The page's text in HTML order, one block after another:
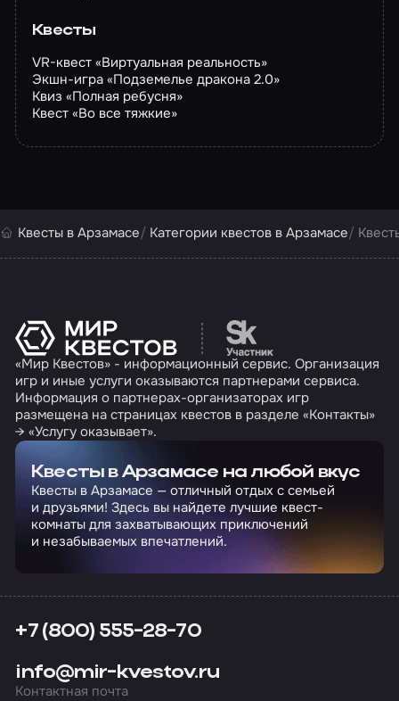
Квесты
VR-квест «Виртуальная реальность»
Экшн-игра «Подземелье дракона 2.0»
Квиз «Полная ребусня»
Квест «Во все тяжкие»
Квесты в Арзамасе Категории квестов в Арзамасе
Перейти на сайт
«Мир Квестов» - информационный сервис. Организация
игр и иные услуги оказываются партнерами сервиса.
Информация о партнерах-организаторах игр
размещена на страницах квестов в разделе «Контакты»
→ «Услугу оказывает».
Квесты в Арзамасе на любой вкус
Квесты в Арзамасе — отличный отдых с семьей
и друзьями! Здесь вы найдете лучшие квест-
комнаты для захватывающих приключений
и незабываемых впечатлений.
+7 (800) 555-28-70
info@mir-kvestov.ru
Контактная почта